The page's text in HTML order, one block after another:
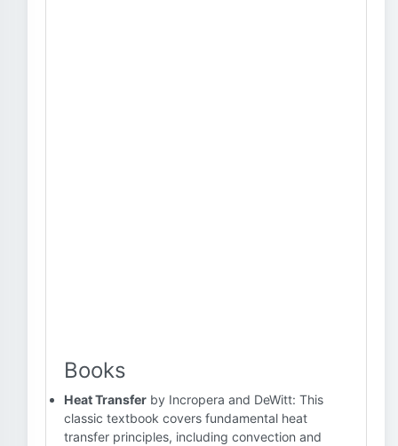
Books
Heat Transfer by Incropera and DeWitt: This
classic textbook covers fundamental heat
transfer principles, including convection and